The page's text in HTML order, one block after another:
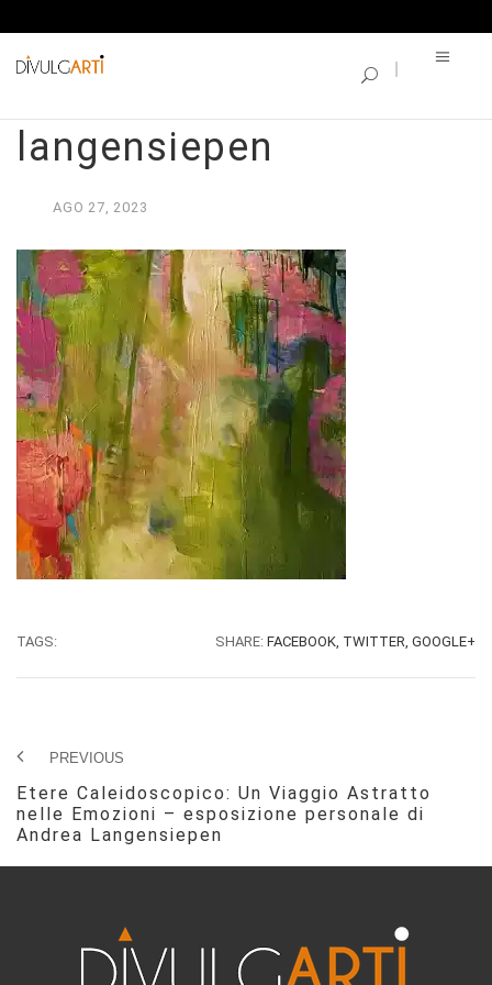
langensiepen
AGO 27, 2023
TAGS: SHARE: FACEBOOK, TWITTER, GOOGLE+
PREVIOUS
Etere Caleidoscopico: Un Viaggio Astratto
nelle Emozioni – esposizione personale di
Andrea Langensiepen